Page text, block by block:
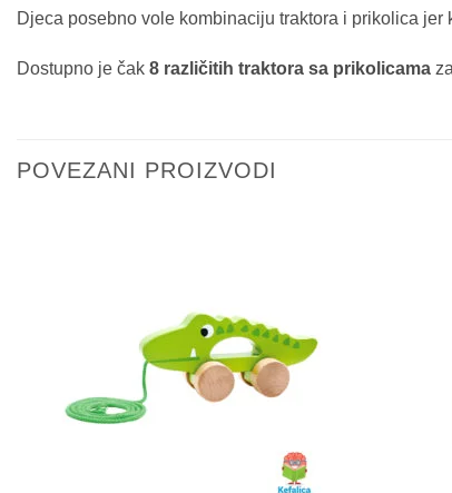
Djeca posebno vole kombinaciju traktora i prikolica
Dostupno je čak 8 različitih traktora sa prikolicama
POVEZANI PROIZVODI